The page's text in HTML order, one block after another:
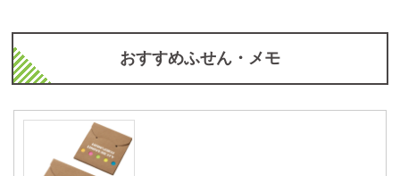
おすすめふせん・メモ